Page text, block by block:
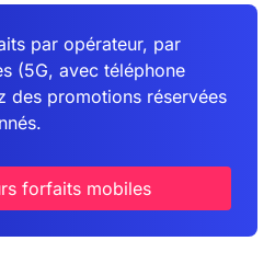
par opérateur, par
(5G, avec téléphone
des promotions réservées
forfaits mobiles